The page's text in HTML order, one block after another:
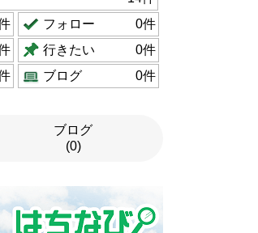
フォロー
0件
行きたい
0件
ブログ 0件
ブログ
(0)